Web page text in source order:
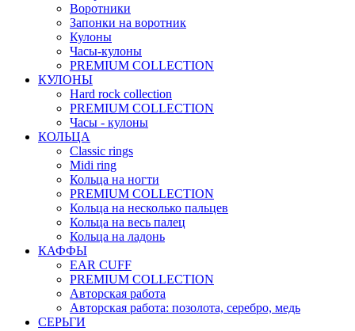
Воротники
Запонки на воротник
Кулоны
Часы-кулоны
PREMIUM COLLECTION
КУЛОНЫ
Hard rock collection
PREMIUM COLLECTION
Часы - кулоны
КОЛЬЦА
Classic rings
Midi ring
Кольца на ногти
PREMIUM COLLECTION
Кольца на несколько пальцев
Кольца на весь палец
Кольца на ладонь
КАФФЫ
EAR CUFF
PREMIUM COLLECTION
Авторская работа
Авторская работа: позолота, серебро, медь
СЕРЬГИ